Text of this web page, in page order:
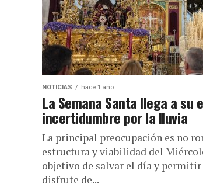
NOTICIAS hace 1 año
La Semana Santa llega a su
incertidumbre por la lluvia
La principal preocupación es no
estructura y viabilidad del
objetivo de salvar el día y permitir
disfrute de...